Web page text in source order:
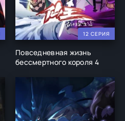
12 СЕРИЯ
Повседневная жизнь
бессмертного короля 4